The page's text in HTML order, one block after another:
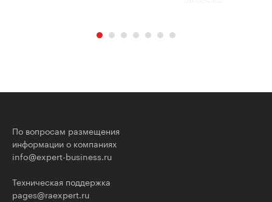
По вопросам размещения
информации о компаниях
info@expert-business.ru
Техническая поддержка
pages@raexpert.ru